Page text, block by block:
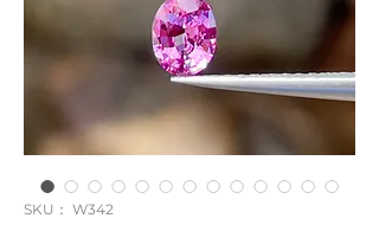
SKU： W342